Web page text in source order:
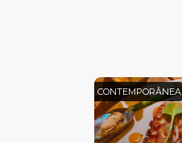
CONTEMPORÂNEA